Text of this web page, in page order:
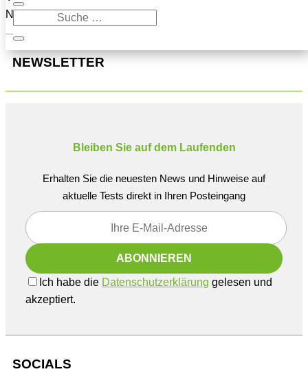
Navigation oben, um den Beitrag zu finden.
NEWSLETTER
Bleiben Sie auf dem Laufenden
Erhalten Sie die neuesten News und Hinweise auf
aktuelle Tests direkt in Ihren Posteingang
Ich habe die Datenschutzerklärung gelesen und
akzeptiert.
SOCIALS